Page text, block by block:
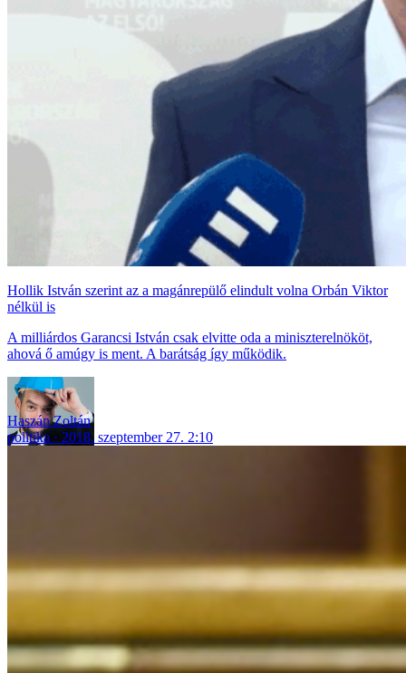
Hollik István szerint az a magánrepülő elindult volna Orbán Viktor
nélkül is
A milliárdos Garancsi István csak elvitte oda a miniszterelnököt,
ahová ő amúgy is ment. A barátság így működik.
Haszán Zoltán
politika
2018. szeptember 27. 2:10